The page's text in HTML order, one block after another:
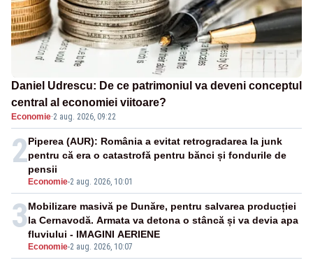
Daniel Udrescu: De ce patrimoniul va deveni conceptul
central al economiei viitoare?
Economie·2 aug. 2026, 09:22
2
Economie-2 aug. 2026, 10:01
Piperea (AUR): România a evitat retrogradarea la junk
pentru că era o catastrofă pentru bănci și fondurile de
pensii
3
Economie-2 aug. 2026, 10:07
Mobilizare masivă pe Dunăre, pentru salvarea producției
la Cernavodă. Armata va detona o stâncă și va devia apa
fluviului - IMAGINI AERIENE